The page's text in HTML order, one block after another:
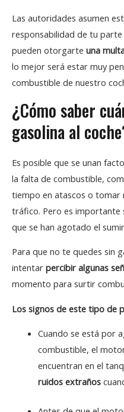
Las autoridades asumen
responsabilidad de tu
pueden otorgarte una
lo mejor será estar muy
combustible de nuestro
¿Cómo saber
gasolina al
Es posible que se unan
la falta de combustible,
tiempo en atascos o tomar
tráfico. Pero es importante
que se han agotado el
Para que no te quedes sin
intentar percibir algunas
momento para surtir
Los signos de este tipo de
Cuando se está por
combustible, el
encuentran en el
ruidos extraños